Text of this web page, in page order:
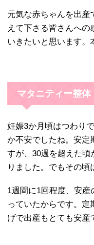
元気な赤ちゃんを出産
えて下さる皆さんへの
いきたいと思います。
マタニティー整体
妊娠3か月頃はつわり
か不安でしたね。安定
すが、30週を超えた
りました。でもその頃
1週間に1回程度、安
っていたからです。
げで出産もとても安産